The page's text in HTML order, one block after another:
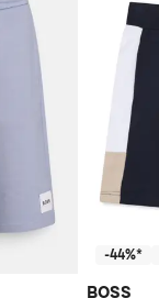
-44%*
BOSS